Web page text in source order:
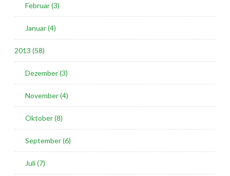
Februar (3)
Januar (4)
2013 (58)
Dezember (3)
November (4)
Oktober (8)
September (6)
Juli (7)